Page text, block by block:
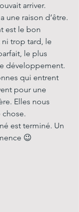
arriver.
une raison d’être.
est le bon
trop tard, le
le plus
développement.
qui entrent
pour une
Elles nous
est terminé. Un
😉